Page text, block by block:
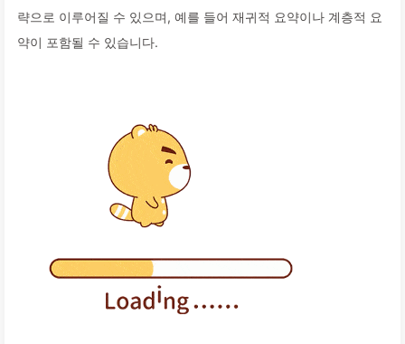
략으로 이루어질 수 있으며, 예를 들어 재귀적 요약이나 계층적 요
약이 포함될 수 있습니다.